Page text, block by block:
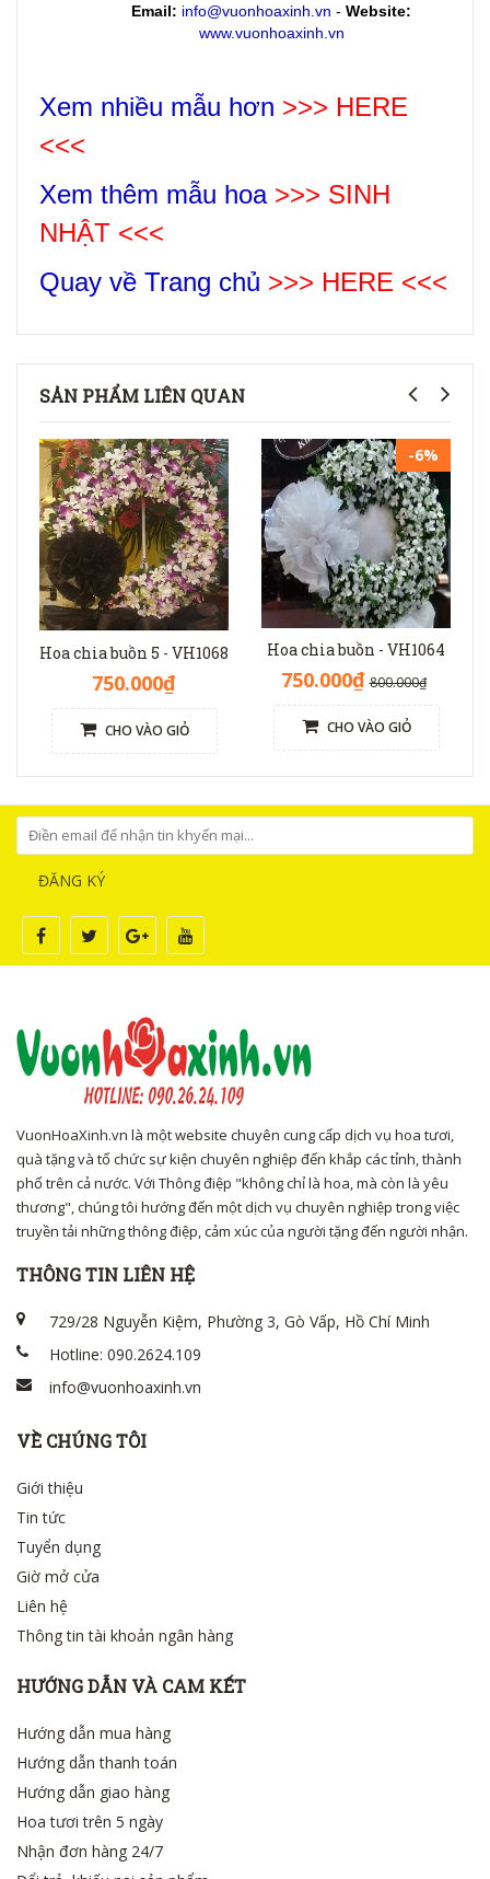
Email: info@vuonhoaxinh.vn - Website:
www.vuonhoaxinh.vn
Xem nhiều mẫu hơn >>> HERE
<<<
Xem thêm mẫu hoa >>> SINH
NHẬT <<<
Quay về Trang chủ >>> HERE <<<
SẢN PHẨM LIÊN QUAN
Hoa chia buồn 5 - VH1068
750.000₫
CHO VÀO GIỎ
-6%
Hoa chia buồn - VH1064
750.000₫ 800.000₫
CHO VÀO GIỎ
ĐĂNG KÝ
VuonHoaXinh.vn là một website chuyên cung cấp dịch vụ hoa tươi,
quà tặng và tổ chức sự kiện chuyên nghiệp đến khắp các tỉnh, thành
phố trên cả nước. Với Thông điệp "không chỉ là hoa, mà còn là yêu
thương", chúng tôi hướng đến một dịch vụ chuyên nghiệp trong việc
truyền tải những thông điệp, cảm xúc của người tặng đến người nhận.
THÔNG TIN LIÊN HỆ
729/28 Nguyễn Kiệm, Phường 3, Gò Vấp, Hồ Chí Minh
Hotline: 090.2624.109
info@vuonhoaxinh.vn
VỀ CHÚNG TÔI
Giới thiệu
Tin tức
Tuyển dụng
Giờ mở cửa
Liên hệ
Thông tin tài khoản ngân hàng
HƯỚNG DẪN VÀ CAM KẾT
Hướng dẫn mua hàng
Hướng dẫn thanh toán
Hướng dẫn giao hàng
Hoa tươi trên 5 ngày
Nhận đơn hàng 24/7